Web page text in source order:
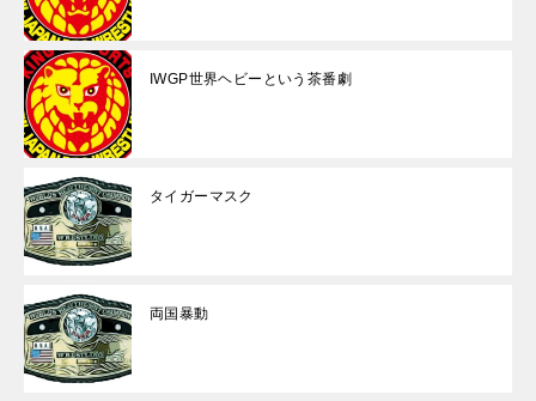
IWGP世界ヘビーという茶番劇
タイガーマスク
両国暴動